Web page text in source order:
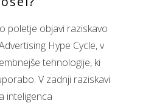
poletje objavi raziskavo
Hype Cycle, v
tehnologije, ki
V zadnji raziskavi
inteligenca